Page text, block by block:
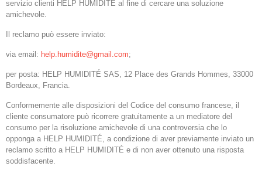
servizio clienti HELP HUMIDITÉ al fine di cercare una soluzione
amichevole.
Il reclamo può essere inviato:
via email: help.humidite@gmail.com;
per posta: HELP HUMIDITÉ SAS, 12 Place des Grands Hommes, 33000
Bordeaux, Francia.
Conformemente alle disposizioni del Codice del consumo francese, il
cliente consumatore può ricorrere gratuitamente a un mediatore del
consumo per la risoluzione amichevole di una controversia che lo
opponga a HELP HUMIDITÉ, a condizione di aver previamente inviato un
reclamo scritto a HELP HUMIDITÉ e di non aver ottenuto una risposta
soddisfacente.